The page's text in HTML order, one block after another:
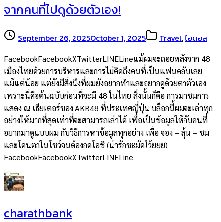
จากคนที่ไปดูด้วยตัวเอง!
September 26, 2025October 1, 2025 Travel,ไอดอล
FacebookFacebookXTwitterLINELineแม้ผมจะถอยหลังจาก 48
เมืองไทยด้วยการบริหารและการไม่คิดถึงคนที่เป็นแฟนคลับเลย
แม้แต่น้อย แต่ยังมีสิ่งนึงที่ผมยังอยากทำและอยากดูด้วยตาตัวเอง
เพราะนี่คือต้นฉบับก่อนที่จะมี 48 ในไทย สิ่งนั้นก็คือ การมาชมการ
แสดง ณ เธียเตอร์ของ AKB48 ที่ประเทศญี่ปุ่น บล็อกนี้ผมจะเล่าทุก
อย่างให้มากที่สุดเท่าที่จะสามารถเล่าได้ เพื่อเป็นข้อมูลให้กับคนที่
อยากมาดูแบบผม กับวิธีการหาข้อมูลทุกอย่าง เพื่อ จอง – ลุ้น – ชม
และโดนตกในโชว์จนต้องกดโอชิ (น่ารักชะมัดโว้ยยย)
FacebookFacebookXTwitterLINELine
charathbank